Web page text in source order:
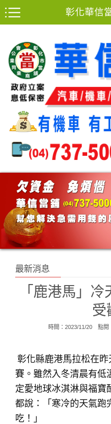
彰化華信
最新消息
「鹿港馬」
受
時間：2023/11/20 點閱
彰化縣鹿港馬拉松在
賽。雖然入冬清晨有低
定愛地球冰淇淋與福寶
都說：「寒冷的天氣跑
吃！」